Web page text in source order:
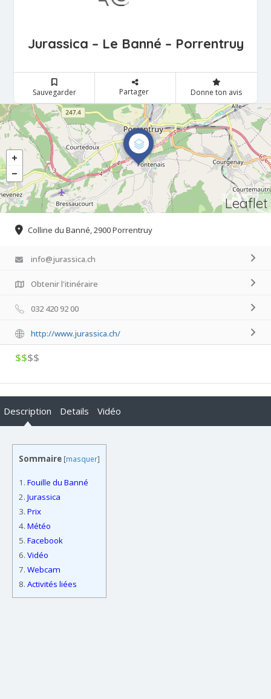
Jurassica – Le Banné – Porrentruy
Sauvegarder Partager Donne ton avis
Leaflet
Colline du Banné, 2900 Porrentruy
info@jurassica.ch
Obtenir l'itinéraire
032 420 92 00
http://www.jurassica.ch/
$$$$
Description Details Vidéo
Sommaire [masquer]
1. Fouille du Banné
2. Jurassica
3. Prix
4. Météo
5. Facebook
6. Vidéo
7. Webcam
8. Activités liées